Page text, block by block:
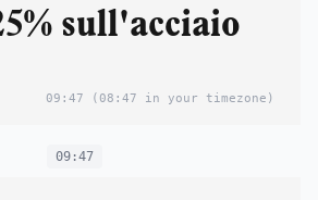
sull'acciaio
09:47 (08:47 in your timezone)
09:47